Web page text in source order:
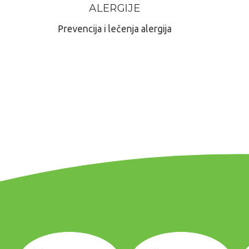
ALERGIJE
Prevencija i lečenja alergija